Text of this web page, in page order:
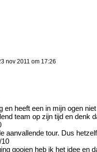
nov 2011 om 17:26
heeft een in mijn ogen
team op zijn tijd en denk
aanvallende tour. Dus
10
gooien heb ik het idee en